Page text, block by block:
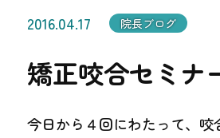
2016.04.17 院長ブログ
矯正咬合セミナ
今日から４回にわたって、咬